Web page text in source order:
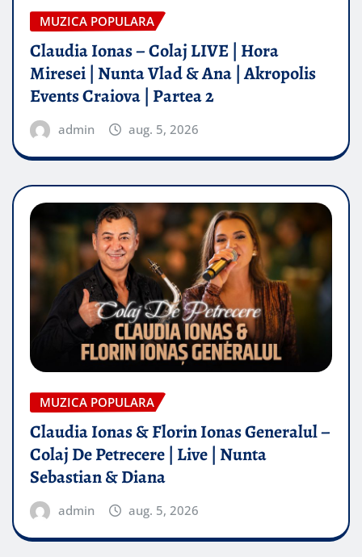
MUZICA POPULARA
Claudia Ionas – Colaj LIVE | Hora
Miresei | Nunta Vlad & Ana | Akropolis
Events Craiova | Partea 2
admin aug. 5, 2026
MUZICA POPULARA
Claudia Ionas & Florin Ionas Generalul –
Colaj De Petrecere | Live | Nunta
Sebastian & Diana
admin aug. 5, 2026